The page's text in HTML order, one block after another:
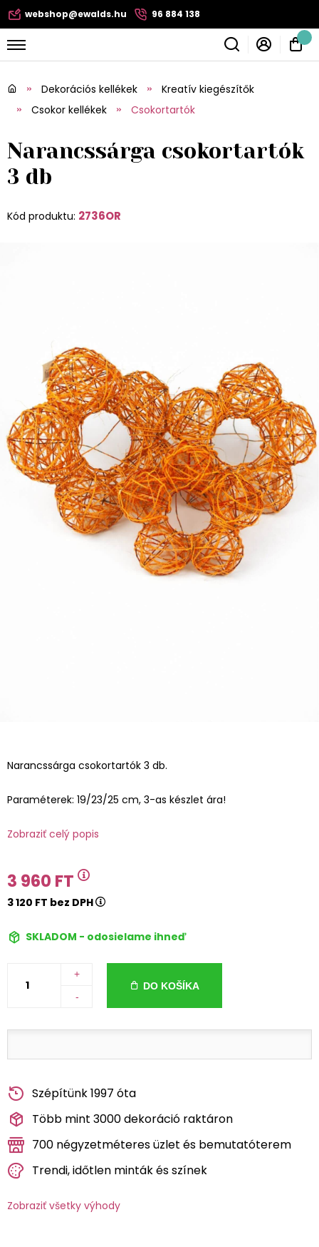
webshop@ewalds.hu 96 884 138
Dekorációs kellékek
Kreatív kiegészítők
Csokor kellékek
Csokortartók
Narancssárga csokortartók
3 db
Kód produktu: 2736OR
Narancssárga csokortartók 3 db.
Paraméterek: 19/23/25 cm, 3-as készlet ára!
Zobraziť celý popis
3 960 FT
3 120 FT bez DPH
SKLADOM - odosielame ihneď
+
-
DO KOŠÍKA
Szépítünk 1997 óta
Több mint 3000 dekoráció raktáron
700 négyzetméteres üzlet és bemutatóterem
Trendi, időtlen minták és színek
Zobraziť všetky výhody